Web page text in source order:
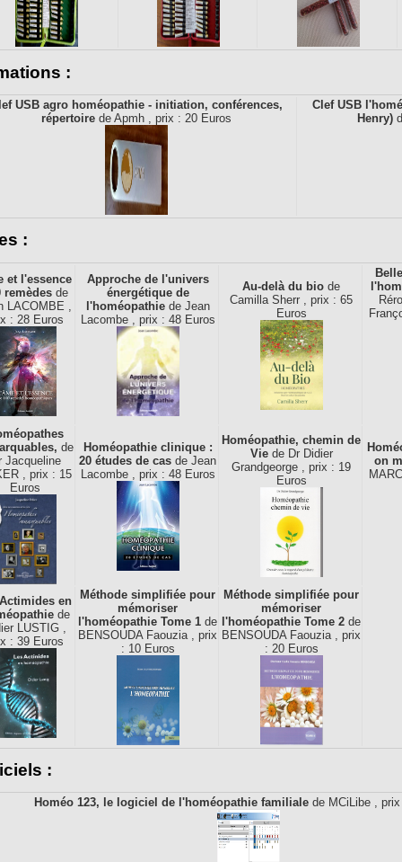
:
USB agro homéopathie - initiation, conférences,
répertoirede Apmh , prix : 20 Euros
Clef USB
Henry)
:
et l'essence
remèdes de
LACOMBE ,
: 28 Euros
Approche de l'univers
énergétique de
l'homéopathiede Jean
Lacombe , prix : 48 Euros
Au-delà du bio de
Camilla Sherr , prix : 65
Euros
de
Jacqueline
, prix : 15
Euros
Homéopathie clinique :
20 études de cas de Jean
Lacombe , prix : 48 Euros
Homéopathie, chemin de
Viede Dr Didier
Grandgeorge , prix : 19
Euros
on
en
de
LUSTIG ,
: 39 Euros
Méthode simplifiée pour
mémoriser
l'homéopathie Tome 1 de
BENSOUDA Faouzia , prix
: 10 Euros
Méthode simplifiée pour
mémoriser
l'homéopathie Tome 2 de
BENSOUDA Faouzia , prix
: 20 Euros
:
Homéo 123, le logiciel de l'homéopathie familialede MCiLibe , prix